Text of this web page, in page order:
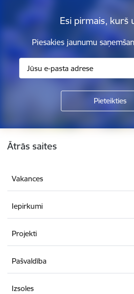
Esi pirmais, kurš
Piesakies jaunumu
Kājene
Ātrās saites
Vakances
Iepirkumi
Projekti
Pašvaldība
Izsoles